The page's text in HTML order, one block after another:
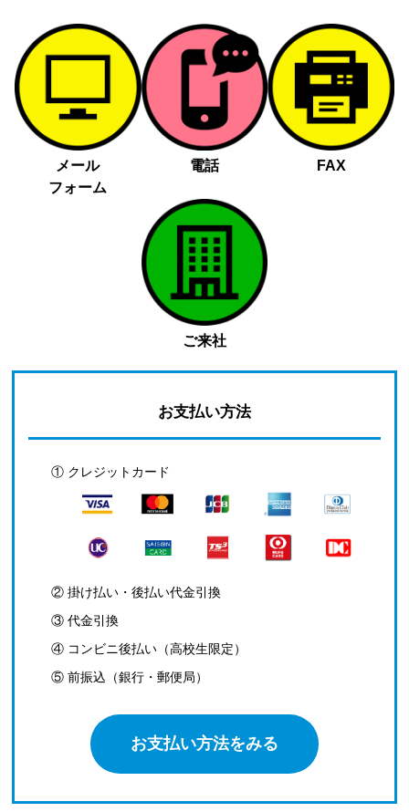
メール
フォーム
電話 FAX
ご来社
お支払い方法
① クレジットカード
② 掛け払い・後払い代金引換
③ 代金引換
④ コンビニ後払い（高校生限定）
⑤ 前振込（銀行・郵便局）
お支払い方法をみる